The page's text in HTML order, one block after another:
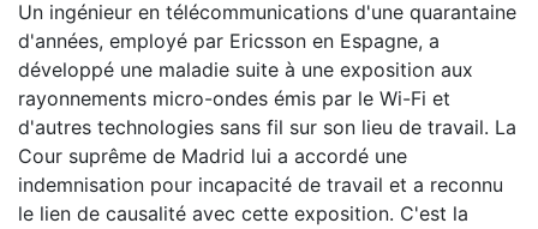
Un ingénieur en télécommunications d'une quarantaine
d'années, employé par Ericsson en Espagne, a
développé une maladie suite à une exposition aux
rayonnements micro-ondes émis par le Wi-Fi et
d'autres technologies sans fil sur son lieu de travail. La
Cour suprême de Madrid lui a accordé une
indemnisation pour incapacité de travail et a reconnu
le lien de causalité avec cette exposition. C'est la